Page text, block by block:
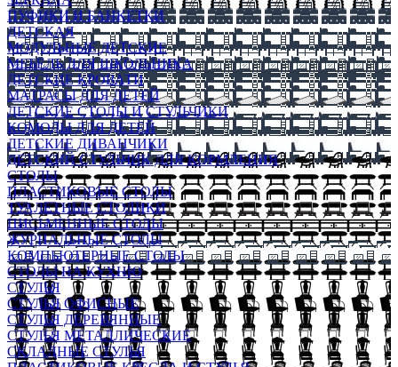
ПУФИКИ И БАНКЕТКИ
ДЕТСКАЯ
МОДУЛЬНЫЕ ДЕТСКИЕ
МЕБЕЛЬ ДЛЯ ШКОЛЬНИКА
ДЕТСКИЕ КРОВАТИ
МАТРАСЫ ДЛЯ ДЕТЕЙ
ДЕТСКИЕ СТОЛЫ И СТУЛЬЧИКИ
КОМОДЫ ДЛЯ ДЕТЕЙ
ДЕТСКИЕ ДИВАНЧИКИ
ДЕТСКИЙ СТУЛЬЧИК ДЛЯ КОРМЛЕНИЯ
СТОЛЫ
ПЛАСТИКОВЫЕ СТОЛЫ
ТУАЛЕТНЫЕ СТОЛИКИ
ПИСЬМЕННЫЕ СТОЛЫ
ЖУРНАЛЬНЫЕ СТОЛЫ
КОМПЬЮТЕРНЫЕ СТОЛЫ
СТОЛЫ НА КУХНЮ
СТУЛЬЯ
СТУЛЬЯ ОФИСНЫЕ
СТУЛЬЯ ДЕРЕВЯННЫЕ
СТУЛЬЯ МЕТАЛЛИЧЕСКИЕ
СКЛАДНЫЕ СТУЛЬЯ